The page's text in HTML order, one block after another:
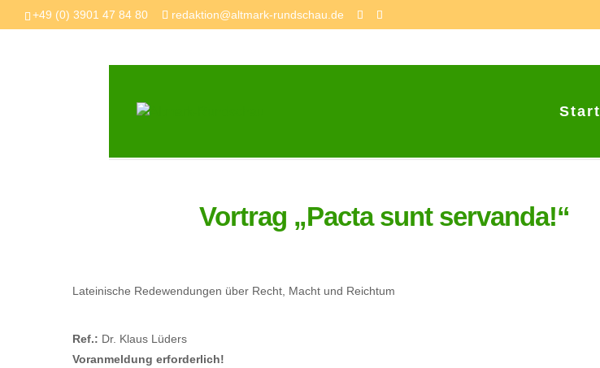
+49 (0) 3901 47 84 80 redaktion@altmark-rundschau.de
Start
Vortrag „Pacta sunt servanda!“
Lateinische Redewendungen über Recht, Macht und Reichtum
Ref.: Dr. Klaus Lüders
Voranmeldung erforderlich!